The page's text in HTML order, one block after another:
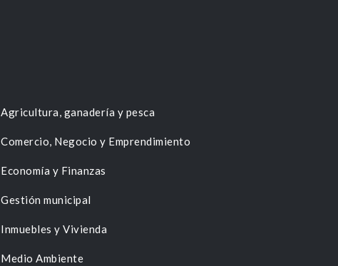
Agricultura, ganadería y pesca
Comercio, Negocio y Emprendimiento
Economía y Finanzas
Gestión municipal
Inmuebles y Vivienda
Medio Ambiente